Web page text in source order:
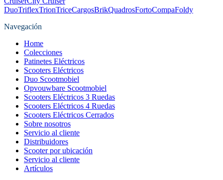
DuoTriflexTrionTriceCargosBrikQuadrosFortoCompaFoldy
Navegación
Home
Colecciones
Patinetes Eléctricos
Scooters Eléctricos
Duo Scootmobiel
Opvouwbare Scootmobiel
Scooters Eléctricos 3 Ruedas
Scooters Eléctricos 4 Ruedas
Scooters Eléctricos Cerrados
Sobre nosotros
Servicio al cliente
Distribuidores
Scooter por ubicación
Servicio al cliente
Artículos